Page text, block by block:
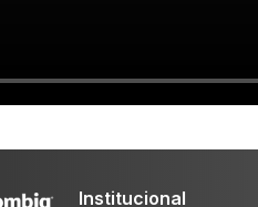
Institucional